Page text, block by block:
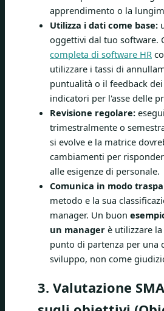
apprendimento o la
Utilizza i dati come base:
oggettivi dal tuo software.
completa di software HR
utilizzare i tassi di
puntualità o il feedback
indicatori per l'asse delle
Revisione regolare:
trimestralmente o
si evolve e la matrice
cambiamenti per
alle esigenze di personale.
Comunica in modo
metodo e la sua
manager. Un buon
un manager è utilizzare
punto di partenza per una
sviluppo, non come
3. Valutazione